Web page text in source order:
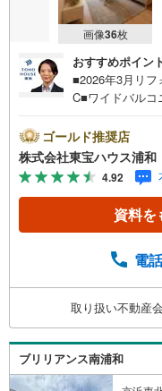
画像36枚
おすすめポイン
■2026年3月リ
C■ワイドバルコ
時間:7:00～
のお問い合わせ
ご連絡下さい！
プ 東宝ハウス
和の住宅ロー
金利優遇割の
万円※2026年7
ライフパートナ
つけサポート、
ざいます
ゴールド推奨店
株式会社東宝ハウス浦
4.92
資料を
電
取り扱い不動産
ブリリアンス南浦和